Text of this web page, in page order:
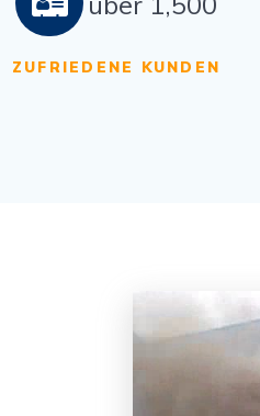
ZUFRIEDENE KUNDEN